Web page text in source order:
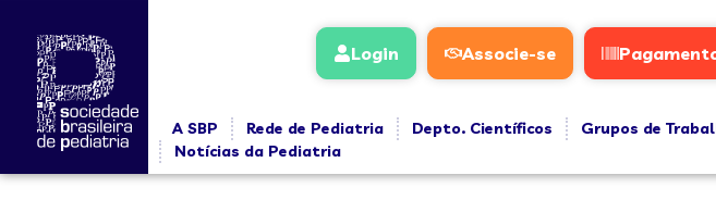
Login Associe-se
A SBP Rede de Pediatria Depto. Científicos Grupos de
Notícias da Pediatria